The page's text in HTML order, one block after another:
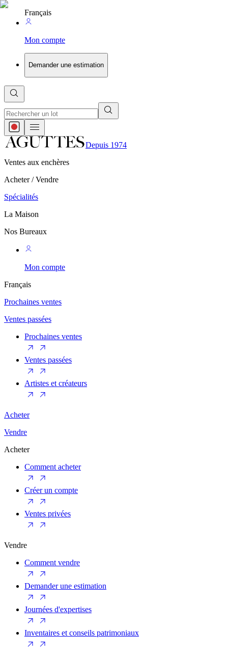
Français
Mon compte
Demander une estimation
Depuis 1974
Ventes aux enchères
Acheter / Vendre
Spécialités
La Maison
Nos Bureaux
Mon compte
Français
Prochaines ventes
Ventes passées
Prochaines ventes
Ventes passées
Artistes et créateurs
Acheter
Vendre
Acheter
Comment acheter
Créer un compte
Ventes privées
Vendre
Comment vendre
Demander une estimation
Journées d'expertises
Inventaires et conseils patrimoniaux